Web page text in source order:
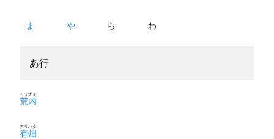
ま や ら わ
あ行
荒内
アラナイ
有畑
アリハタ